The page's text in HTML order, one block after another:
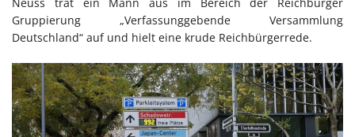
Gruppierung „Verfassunggebende Versammlung
Deutschland“ auf und hielt eine krude Reichbürgerrede.